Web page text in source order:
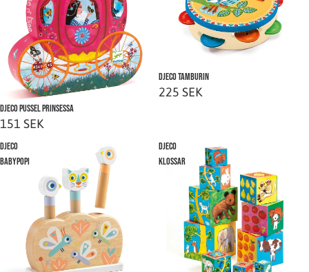
Slutsåld
Djeco Pussel prinsessa
151 SEK
Djeco Tamburin
225 SEK
Djeco
BabyPopi
Djeco
Klossar